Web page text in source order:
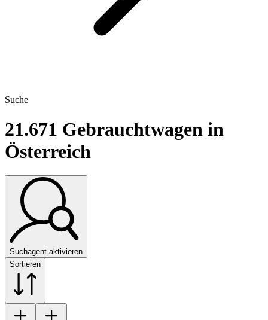
Suche
21.671 Gebrauchtwagen in
Österreich
Suchagent aktivieren
Sortieren